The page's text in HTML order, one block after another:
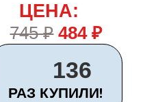
ЦЕНА:
745₽ 484₽
136
РАЗ КУПИЛИ!